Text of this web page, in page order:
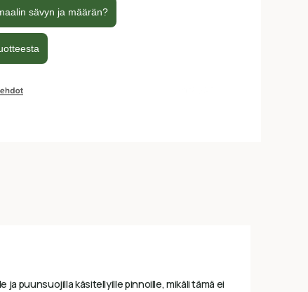
puunsuojilla käsitellyille pinnoille, mikäli tämä ei